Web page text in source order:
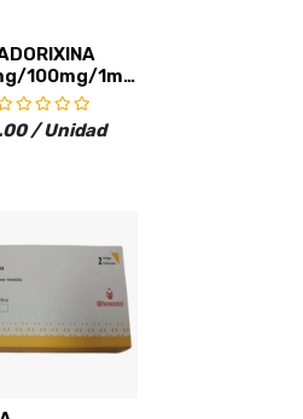
100mg/1mg
IVB
/ Unidad